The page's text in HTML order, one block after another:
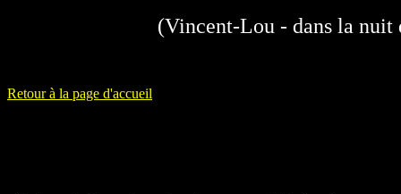
(Vincent-Lou - dans la nuit
Retour à la page d'accueil